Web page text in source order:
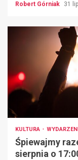
Robert Górniak 31
KULTURA
Śpiewajmy
sierpnia o